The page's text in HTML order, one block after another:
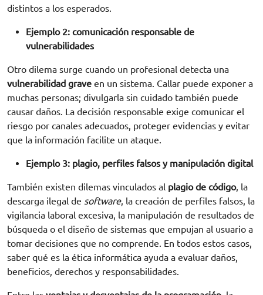
distintos a los esperados.
Ejemplo 2: comunicación responsable de
vulnerabilidades
Otro dilema surge cuando un profesional detecta una
vulnerabilidad grave en un sistema. Callar puede exponer a
muchas personas; divulgarla sin cuidado también puede
causar daños. La decisión responsable exige comunicar el
riesgo por canales adecuados, proteger evidencias y evitar
que la información facilite un ataque.
Ejemplo 3: plagio, perfiles falsos y manipulación digital
También existen dilemas vinculados al plagio de código, la
descarga ilegal de software, la creación de perfiles falsos, la
vigilancia laboral excesiva, la manipulación de resultados de
búsqueda o el diseño de sistemas que empujan al usuario a
tomar decisiones que no comprende. En todos estos casos,
saber qué es la ética informática ayuda a evaluar daños,
beneficios, derechos y responsabilidades.